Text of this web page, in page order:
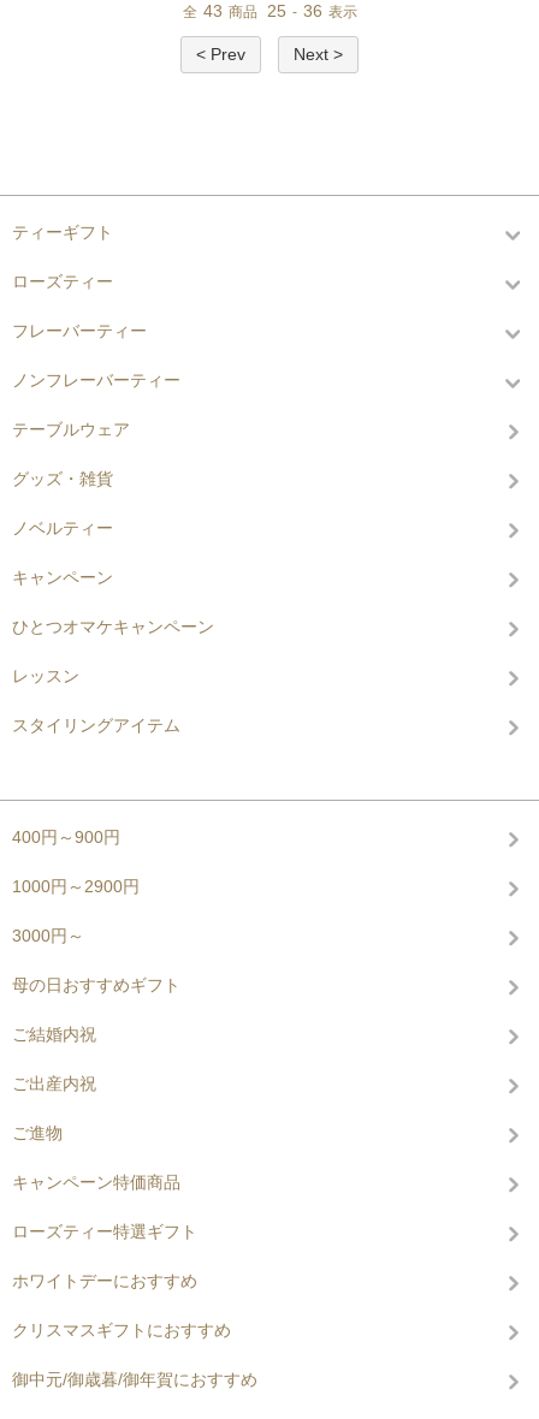
全 43 商品 25 - 36 表示
< Prev Next >
ティーギフト
ローズティー
フレーバーティー
ノンフレーバーティー
テーブルウェア
グッズ・雑貨
ノベルティー
キャンペーン
ひとつオマケキャンペーン
レッスン
スタイリングアイテム
400円～900円
1000円～2900円
3000円～
母の日おすすめギフト
ご結婚内祝
ご出産内祝
ご進物
キャンペーン特価商品
ローズティー特選ギフト
ホワイトデーにおすすめ
クリスマスギフトにおすすめ
御中元/御歳暮/御年賀におすすめ